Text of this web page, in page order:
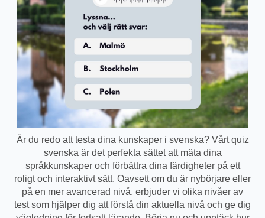
Är du redo att testa dina kunskaper i svenska? Vårt quiz
svenska är det perfekta sättet att mäta dina
språkkunskaper och förbättra dina färdigheter på ett
roligt och interaktivt sätt. Oavsett om du är nybörjare eller
på en mer avancerad nivå, erbjuder vi olika nivåer av
test som hjälper dig att förstå din aktuella nivå och ge dig